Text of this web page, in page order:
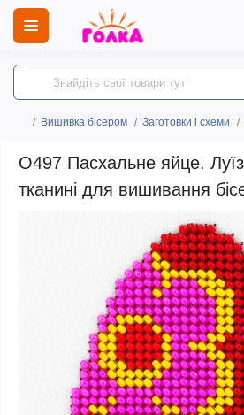
Вишивка бісером Заготовки і схеми
O497 Пасхальне яйце.
тканині для вишивання